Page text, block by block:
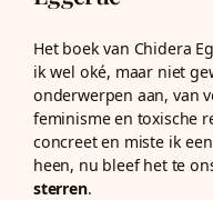
Het boek van Chidera
ik wel oké, maar niet
onderwerpen aan, van
feminisme en toxische
concreet en miste ik
heen, nu bleef het te
sterren.